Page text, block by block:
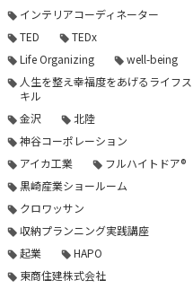
インテリアコーディネーター
TED
TEDx
Life Organizing
well-being
人生を整え幸福度をあげるライフス
キル
金沢
北陸
神谷コーポレーション
アイカ工業
フルハイトドア®
黒崎産業ショールーム
クロワッサン
収納プランニング実践講座
起業
HAPO
東商住建株式会社